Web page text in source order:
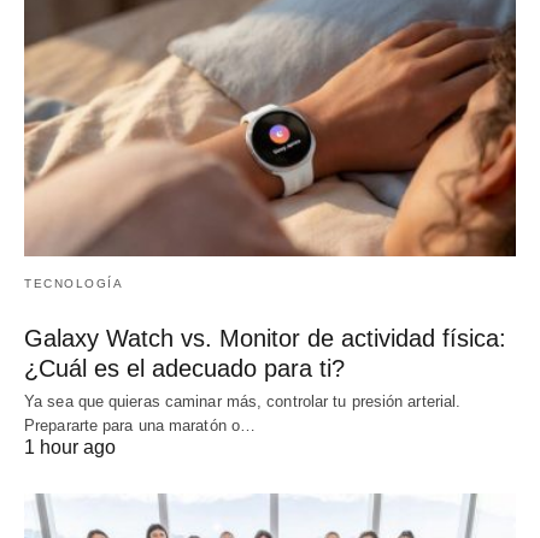
TECNOLOGÍA
Galaxy Watch vs. Monitor de actividad física:
¿Cuál es el adecuado para ti?
Ya sea que quieras caminar más, controlar tu presión arterial.
Prepararte para una maratón o…
1 hour ago